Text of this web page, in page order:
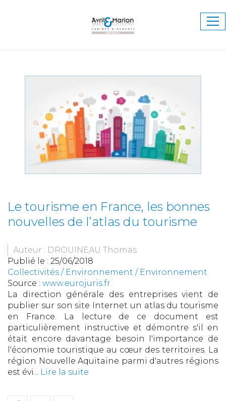
Le tourisme en France, les bonnes
nouvelles de l’atlas du tourisme
Auteur : DROUINEAU Thomas
Publié le : 25/06/2018
Collectivités / Environnement / Environnement
Source : www.eurojuris.fr
La direction générale des entreprises vient de
publier sur son site Internet un atlas du tourisme
en France. La lecture de ce document est
particulièrement instructive et démontre s'il en
était encore davantage besoin l'importance de
l'économie touristique au cœur des territoires. La
région Nouvelle Aquitaine parmi d'autres régions
est évi... Lire la suite